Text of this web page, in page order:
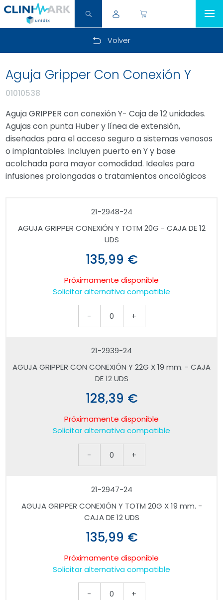
Volver
Aguja Gripper Con Conexión Y
01010538
Aguja GRIPPER con conexión Y- Caja de 12 unidades.
Agujas con punta Huber y línea de extensión,
diseñadas para el acceso seguro a sistemas venosos
o implantables. Incluyen puerto en Y y base
acolchada para mayor comodidad. Ideales para
infusiones prolongadas o tratamientos oncológicos
21-2948-24
AGUJA GRIPPER CONEXIÓN Y TOTM 20G - CAJA DE 12
UDS
135,99 €
Próximamente disponible
Solicitar alternativa compatible
- 0 +
21-2939-24
AGUJA GRIPPER CON CONEXIÓN Y 22G X 19 mm. - CAJA
DE 12 UDS
128,39 €
Próximamente disponible
Solicitar alternativa compatible
- 0 +
21-2947-24
AGUJA GRIPPER CONEXIÓN Y TOTM 20G X 19 mm. -
CAJA DE 12 UDS
135,99 €
Próximamente disponible
Solicitar alternativa compatible
- 0 +